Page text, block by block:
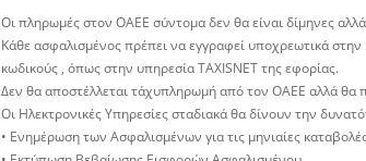
Oι πληρωμές στον ΟΑΕΕ σύντομα δεν θα είναι δίμηνες αλλά
Κάθε ασφαλισμένος πρέπει να εγγραφεί υποχρεωτικά
κωδικούς , όπως στην υπηρεσία TAXISNET της εφορίας.
Δεν θα αποστέλλεται τάχυπληρωμή από τον ΟΑΕΕ αλλά θα
Οι Ηλεκτρονικές Υπηρεσίες σταδιακά θα δίνουν την
• Ενημέρωση των Ασφαλισμένων για τις μηνιαίες